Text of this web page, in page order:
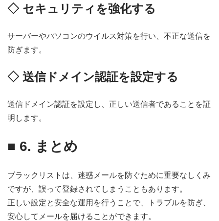
◇ セキュリティを強化する
サーバーやパソコンのウイルス対策を行い、不正な送信を
防ぎます。
◇ 送信ドメイン認証を設定する
送信ドメイン認証を設定し、正しい送信者であることを証
明します。
■ 6. まとめ
ブラックリストは、迷惑メールを防ぐために重要なしくみ
ですが、誤って登録されてしまうこともあります。
正しい設定と安全な運用を行うことで、トラブルを防ぎ、
安心してメールを届けることができます。